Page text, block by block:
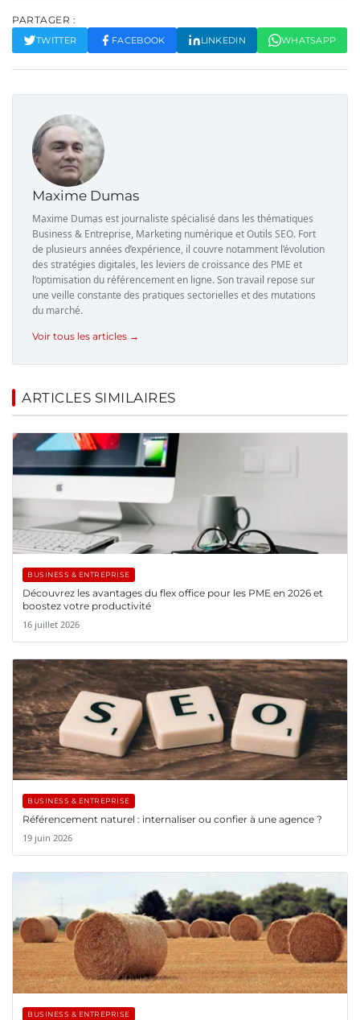
PARTAGER :
TWITTER FACEBOOK LINKEDIN WHATSAPP
Maxime Dumas
Maxime Dumas est journaliste spécialisé dans les thématiques
Business & Entreprise, Marketing numérique et Outils SEO. Fort
de plusieurs années d’expérience, il couvre notamment l’évolution
des stratégies digitales, les leviers de croissance des PME et
l’optimisation du référencement en ligne. Son travail repose sur
une veille constante des pratiques sectorielles et des mutations
du marché.
Voir tous les articles →
ARTICLES SIMILAIRES
BUSINESS & ENTREPRISE
Découvrez les avantages du flex office pour les PME en 2026 et
boostez votre productivité
16 juillet 2026
BUSINESS & ENTREPRISE
Référencement naturel : internaliser ou confier à une agence ?
19 juin 2026
BUSINESS & ENTREPRISE